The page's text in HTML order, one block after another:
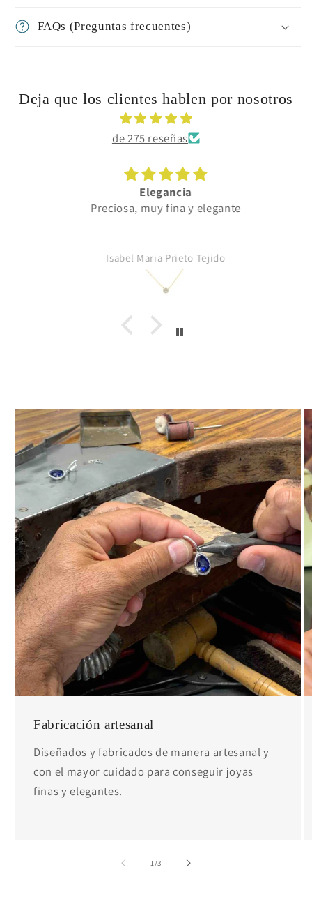
FAQs (Preguntas frecuentes)
Deja que los clientes hablen por nosotros
de 275 reseñas
Elegancia
Preciosa, muy fina y elegante
Isabel Maria Prieto Tejido
Fabricación artesanal
Diseñados y fabricados de manera artesanal y
con el mayor cuidado para conseguir joyas
finas y elegantes.
1/de
3